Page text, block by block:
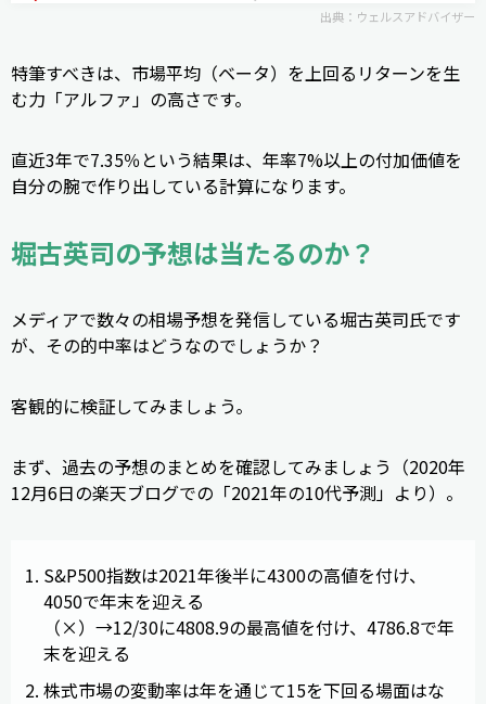
出典： ウェルスアドバイザー
特筆すべきは、市場平均（ベータ）を上回るリターンを生
む力「アルファ」の高さです。
直近3年で7.35％という結果は、年率7%以上の付加価値を
自分の腕で作り出している計算になります。
堀古英司の予想は当たるのか？
メディアで数々の相場予想を発信している堀古英司氏です
が、その的中率はどうなのでしょうか？
客観的に検証してみましょう。
まず、過去の予想のまとめを確認してみましょう（2020年
12月6日の楽天ブログでの「2021年の10代予測」より）。
S&P500指数は2021年後半に4300の高値を付け、
4050で年末を迎える
（×）→12/30に4808.9の最高値を付け、4786.8で年
末を迎える
株式市場の変動率は年を通じて15を下回る場面はな